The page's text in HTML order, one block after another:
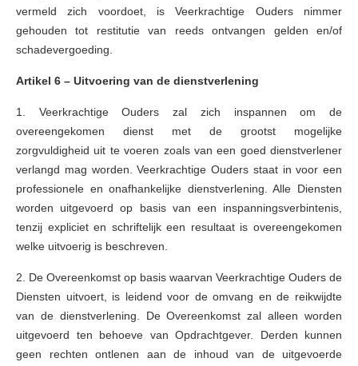
vermeld zich voordoet, is Veerkrachtige Ouders nimmer
gehouden tot restitutie van reeds ontvangen gelden en/of
schadevergoeding.
Artikel 6 – Uitvoering van de dienstverlening
1. Veerkrachtige Ouders zal zich inspannen om de
overeengekomen dienst met de grootst mogelijke
zorgvuldigheid uit te voeren zoals van een goed dienstverlener
verlangd mag worden. Veerkrachtige Ouders staat in voor een
professionele en onafhankelijke dienstverlening. Alle Diensten
worden uitgevoerd op basis van een inspanningsverbintenis,
tenzij expliciet en schriftelijk een resultaat is overeengekomen
welke uitvoerig is beschreven.
2. De Overeenkomst op basis waarvan Veerkrachtige Ouders de
Diensten uitvoert, is leidend voor de omvang en de reikwijdte
van de dienstverlening. De Overeenkomst zal alleen worden
uitgevoerd ten behoeve van Opdrachtgever. Derden kunnen
geen rechten ontlenen aan de inhoud van de uitgevoerde